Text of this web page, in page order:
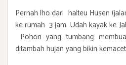
Pernah lho dari halteu Husen
ke rumah 3 jam. Udah kayak ke
Pohon yang tumbang
ditambah hujan yang bikin